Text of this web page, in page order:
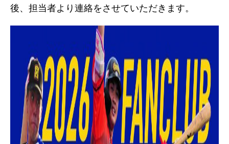
後、担当者より連絡をさせていただきます。